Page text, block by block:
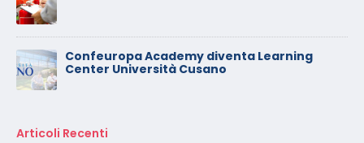
Confeuropa Academy diventa Learning
Center Università Cusano
Articoli Recenti